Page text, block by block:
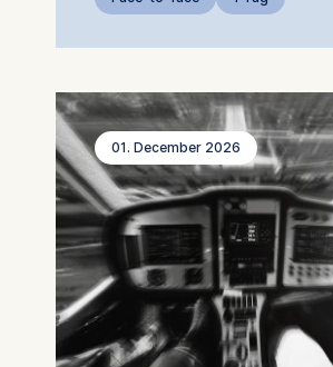
01. December 2026
analytics software. This
Cookies contained in
this category are: